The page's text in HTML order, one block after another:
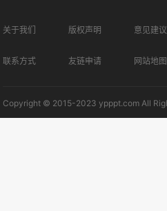
关于我们 版权声明 意见建议
联系方式 友链申请 网站地图
Copyright © 2015-2023 ypppt.com All